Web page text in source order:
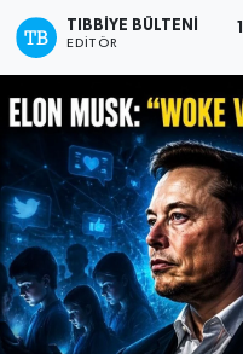
TIBBIYE BÜLTENI
EDITÖR